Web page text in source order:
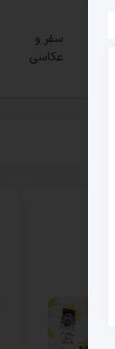
سفر و
عکاسی